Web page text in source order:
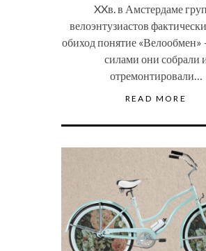
XXв. в Амстердаме
велоэнтузиастов
обиход понятие
силами они собрали
отремонтировали…
READ MORE